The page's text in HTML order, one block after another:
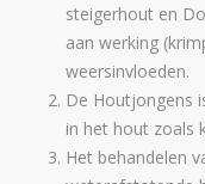
steigerhout en
aan werking
weersinvloeden.
De Houtjongens
in het hout zoals
Het behandelen